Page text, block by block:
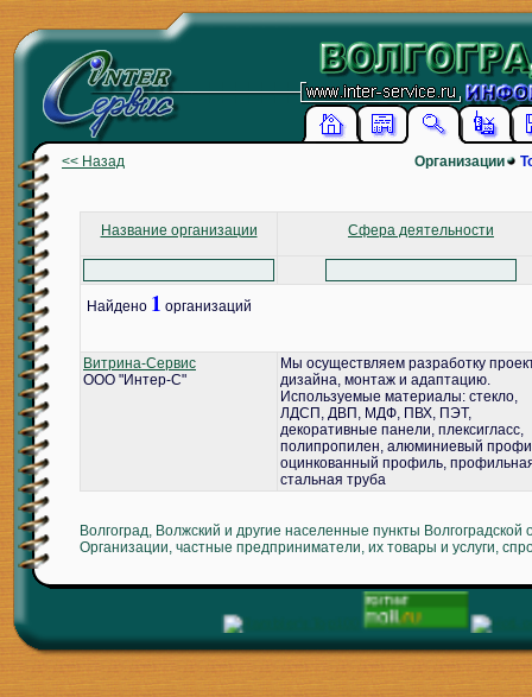
<< Назад Организации
Название организации Сфера деятельности
Найдено 1 организаций
Витрина-Сервис
ООО "Интер-С"
Мы осуществляем разработку
дизайна, монтаж и адаптацию.
Используемые материалы: стекло,
ЛДСП, ДВП, МДФ, ПВХ, ПЭТ,
декоративные панели, плексигласс,
полипропилен, алюминиевый
оцинкованный профиль,
стальная труба
Волгоград, Волжский и другие населенные пункты Волгоградской
Организации, частные предприниматели, их товары и услуги,